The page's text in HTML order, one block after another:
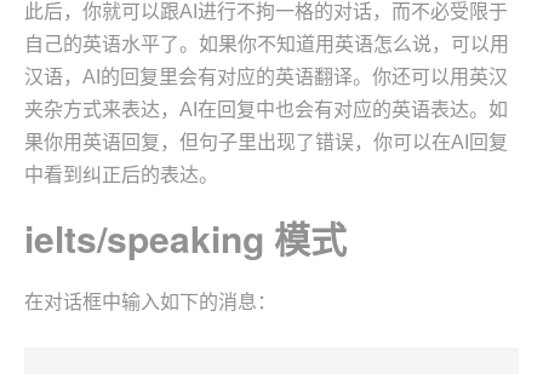
此后，你就可以跟AI进行不拘一格的对话，而不必受限于
自己的英语水平了。如果你不知道用英语怎么说，可以用
汉语，AI的回复里会有对应的英语翻译。你还可以用英汉
夹杂方式来表达，AI在回复中也会有对应的英语表达。如
果你用英语回复，但句子里出现了错误，你可以在AI回复
中看到纠正后的表达。
ielts/speaking 模式
在对话框中输入如下的消息：